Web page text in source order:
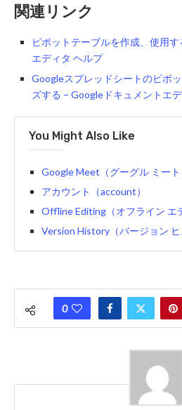
関連リンク
ピボットテーブルを作成、使用
エディタ ヘルプ
Googleスプレッドシートのピボ
ズする – Googleドキュメントエ
You Might Also Like
Google Meet（グーグル ミート
アカウント（account）
Offline Editing（オフライン エ
Version History（バージョン ヒ
0